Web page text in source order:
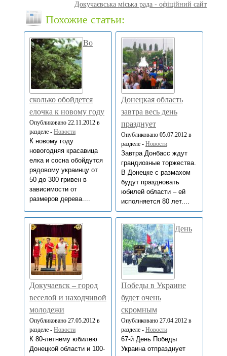
Докучаєвська мiська рада - офіційний сайт
Похожие статьи:
Во
сколько обойдется
елочка к новому году
Опубликовано 22.11.2012 в
разделе - Новости
К новому году
новогодняя красавица
елка и сосна обойдутся
рядовому украинцу от
50 до 300 гривен в
зависимости от
размеров дерева....
Донецкая область
завтра весь день
празднует
Опубликовано 05.07.2012 в
разделе - Новости
Завтра Донбасс ждут
грандиозные торжества.
В Донецке с размахом
будут праздновать
юбилей области – ей
исполняется 80 лет....
Докучаевск – город
веселой и находчивой
молодежи
Опубликовано 27.05.2012 в
разделе - Новости
К 80-летнему юбилею
Донецкой области и 100-
День
Победы в Украине
будет очень
скромным
Опубликовано 27.04.2012 в
разделе - Новости
67-й День Победы
Украина отпразднует